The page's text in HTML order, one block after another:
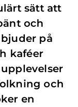
sätt att
och
på
kaféer
och
en